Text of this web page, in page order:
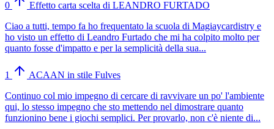
0
Effetto carta scelta di LEANDRO FURTADO
Ciao a tutti, tempo fa ho frequentato la scuola di Magiaycardistry e
ho visto un effetto di Leandro Furtado che mi ha colpito molto per
quanto fosse d'impatto e per la semplicità della sua...
1
ACAAN in stile Fulves
Continuo col mio impegno di cercare di ravvivare un po' l'ambiente
qui, lo stesso impegno che sto mettendo nel dimostrare quanto
funzionino bene i giochi semplici. Per provarlo, non c'è niente di...